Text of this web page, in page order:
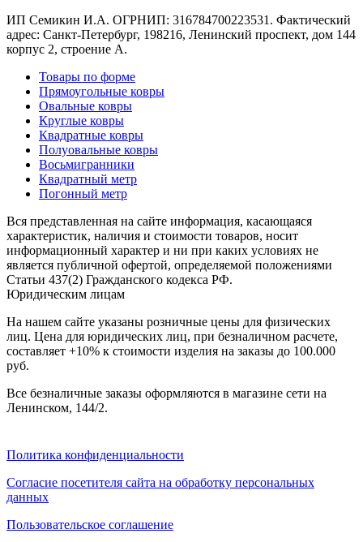
Розовый
Серый
Синий
Черный
По
цене
от
100
₽
до
5
000
₽
от
5
000
₽
до
000
₽
от
₽
от
₽
ИП Семикин И.А. ОГРНИП: 316784700223531. Фактический
адрес: Санкт-Петербург, 198216, Ленинский проспект, дом 144
корпус 2, строение А.
Товары по форме
Прямоугольные ковры
Овальные ковры
Круглые ковры
Квадратные ковры
Полуовальные ковры
Восьмигранники
Квадратный метр
Погонный метр
Вся представленная на сайте информация, касающаяся
характеристик, наличия и стоимости товаров, носит
информационный характер и ни при каких условиях не
является публичной офертой, определяемой положениями
Статьи 437(2) Гражданского кодекса РФ.
Юридическим лицам
На нашем сайте указаны розничные цены для физических
лиц. Цена для юридических лиц, при безналичном расчете,
составляет +10% к стоимости изделия на заказы до 100.000
руб.
Все безналичные заказы оформляются в магазине сети на
Ленинском, 144/2.
Политика конфиденциальности
Согласие посетителя сайта на обработку персональных
данных
Пользовательское соглашение